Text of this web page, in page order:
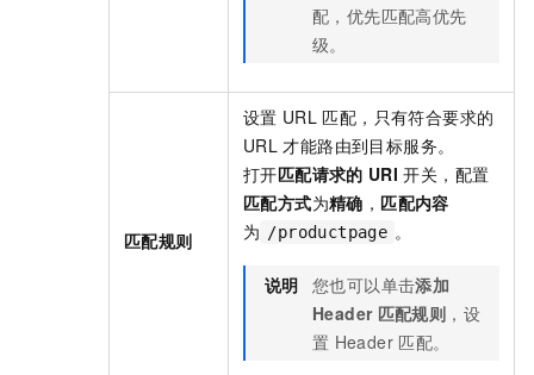
配，优先匹配高优先
级。
匹配规则
设置 URL 匹配，只有符合要求的
URL 才能路由到目标服务。
打开匹配请求的 URI 开关，配置
匹配方式为精确 ，匹配内容
为 /productpage 。
说明 您也可以单击添加
Header 匹配规则 ，设
置 Header 匹配。